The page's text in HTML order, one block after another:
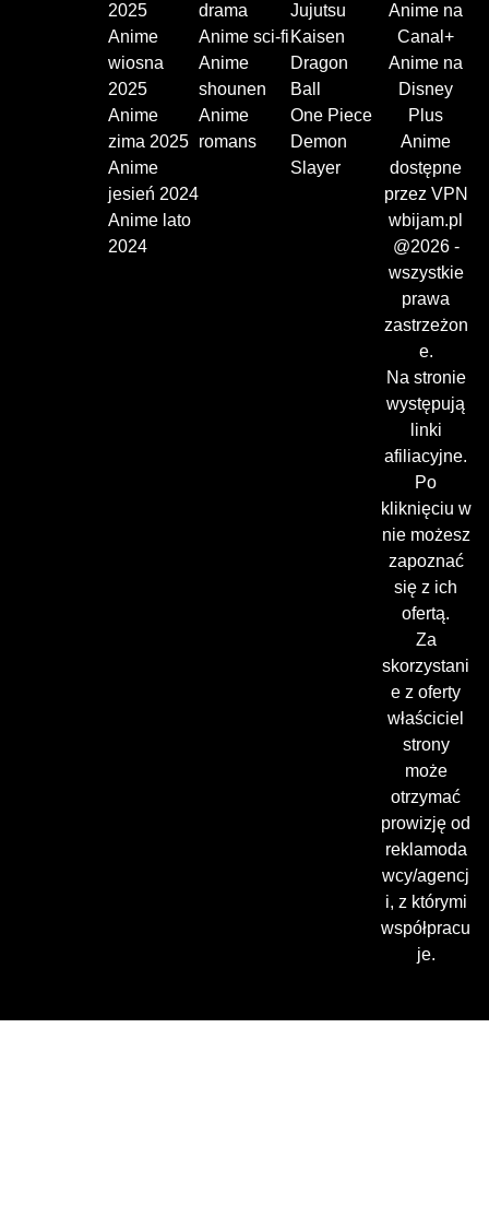
2025
Anime
wiosna
2025
Anime
zima 2025
Anime
jesień 2024
Anime lato
2024
drama
Anime sci-fi
Anime
shounen
Anime
romans
Jujutsu
Kaisen
Dragon
Ball
One Piece
Demon
Slayer
Anime na
Canal+
Anime na
Disney
Plus
Anime
dostępne
przez VPN
wbijam.pl
@2026 -
wszystkie
prawa
zastrzeżon
e.
Na stronie
występują
linki
afiliacyjne.
Po
kliknięciu w
nie możesz
zapoznać
się z ich
ofertą.
Za
skorzystani
e z oferty
właściciel
strony
może
otrzymać
prowizję od
reklamoda
wcy/agencj
i, z którymi
współpracu
je.